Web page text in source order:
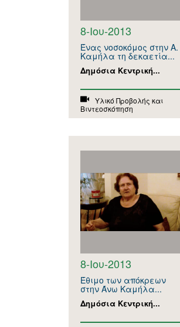
8-Ιου-2013
Ένας νοσοκόμος στην Α.
Καμήλα τη δεκαετία...
Δημόσια Κεντρική...
Υλικό Προβολής και
Βιντεοσκόπηση
8-Ιου-2013
Έθιμο των απόκρεων
στην Άνω Καμήλα...
Δημόσια Κεντρική...